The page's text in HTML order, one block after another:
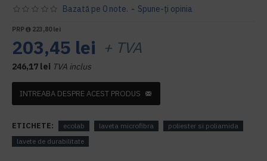
Bazată pe 0 note. - Spune-ţi opinia
PRP 223,80 lei
203,45 lei + TVA
246,17 lei TVA inclus
INTREABA DESPRE ACEST PRODUS
ETICHETE: ecolab laveta microfibra
poliester si poliamida
lavete de durabilitate